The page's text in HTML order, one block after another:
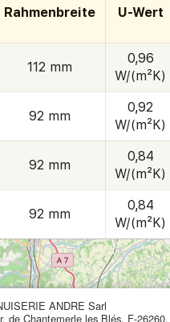
Rahmenbreite U-Wert
112 mm
0,96
W/(m²K)
92 mm
0,92
W/(m²K)
92 mm
0,84
W/(m²K)
92 mm
0,84
W/(m²K)
ANDRE Sarl
de Chantemerle les Blés, F-26260,